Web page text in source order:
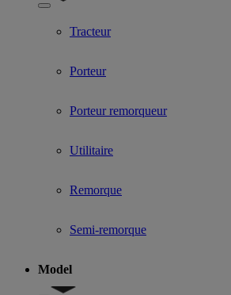
Show submenu for Used Truck categories
Tracteur
Porteur
Porteur remorqueur
Utilitaire
Remorque
Semi-remorque
Model